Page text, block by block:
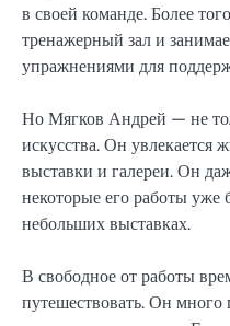
в своей команде. Более
тренажерный зал и
упражнениями для
Но Мягков Андрей — не
искусства. Он увлекается
выставки и галереи. Он
некоторые его работы уже
небольших выставках.
В свободное от работы
путешествовать. Он много